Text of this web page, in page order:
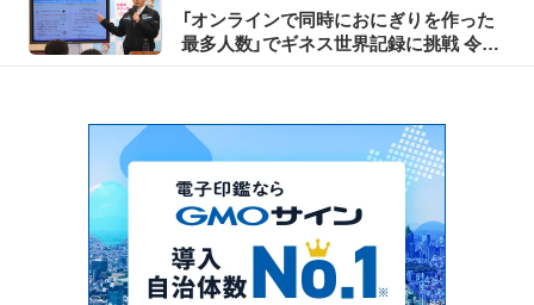
「オンラインで同時におにぎりを作った
最多人数」でギネス世界記録に挑戦 令和